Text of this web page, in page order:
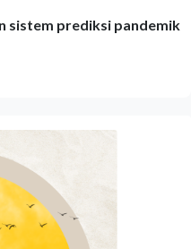
sistem prediksi pandemik